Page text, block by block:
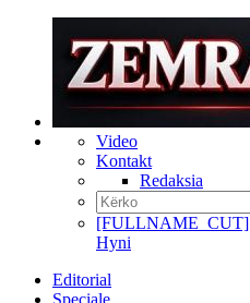
Video
Kontakt
Redaksia
[FULLNAME_CUT]
Hyni
Editorial
Speciale